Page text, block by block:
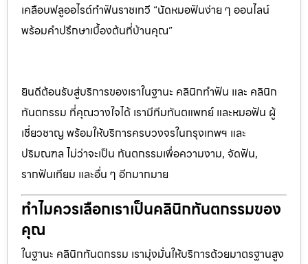
เคลือบฟลูออไรด์ทำฟันราชเทวี “นัดหมอฟันง่าย ๆ ออนไลน์
พร้อมคำปรึกษาเบื้องต้นที่บ้านคุณ”
ยินดีต้อนรับสู่บริการของเราในฐานะ คลินิกทำฟัน และ คลินิก
ทันตกรรม ที่คุณวางใจได้ เรามีทีมทันตแพทย์ และหมอฟัน ผู้
เชี่ยวชาญ พร้อมให้บริการครบวงจรในกรุงเทพฯ และ
ปริมณฑล ไม่ว่าจะเป็น ทันตกรรมเพื่อความงาม, จัดฟัน,
รากฟันเทียม และอื่น ๆ อีกมากมาย
ทำไมควรเลือกเราเป็นคลินิกทันตกรรมของ
คุณ
ในฐานะ คลินิกทันตกรรม เรามุ่งมั่นให้บริการด้วยมาตรฐานสูง